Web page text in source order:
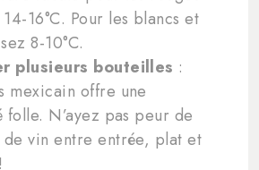
16°C. Pour les blancs et
8-10°C.
plusieurs bouteilles :
mexicain offre une
folle. N’ayez pas peur de
de vin entre entrée, plat et